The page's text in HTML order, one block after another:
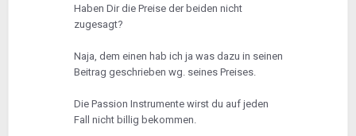
Haben Dir die Preise der beiden nicht
zugesagt?
Naja, dem einen hab ich ja was dazu in seinen
Beitrag geschrieben wg. seines Preises.
Die Passion Instrumente wirst du auf jeden
Fall nicht billig bekommen.